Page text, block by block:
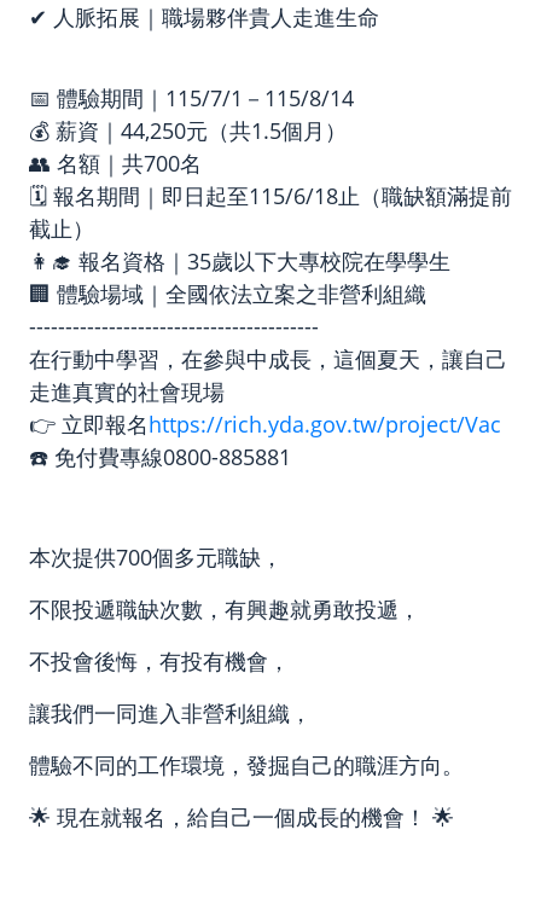
✔ 人脈拓展｜職場夥伴貴人走進生命
📅 體驗期間｜115/7/1－115/8/14
💰 薪資｜44,250元（共1.5個月）
👥 名額｜共700名
🗓️ 報名期間｜即日起至115/6/18止（職缺額滿提前
截止）
👩‍🎓 報名資格｜35歲以下大專校院在學學生
🏢 體驗場域｜全國依法立案之非營利組織
----------------------------------------
在行動中學習，在參與中成長，這個夏天，讓自己
走進真實的社會現場
👉 立即報名https://rich.yda.gov.tw/project/Vac
☎️ 免付費專線0800-885881
本次提供700個多元職缺，
不限投遞職缺次數，有興趣就勇敢投遞，
不投會後悔，有投有機會，
讓我們一同進入非營利組織，
體驗不同的工作環境，發掘自己的職涯方向。
🌟 現在就報名，給自己一個成長的機會！ 🌟